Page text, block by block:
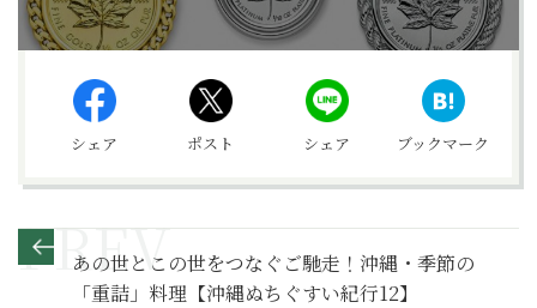
シェア ポスト シェア ブックマーク
あの世とこの世をつなぐご馳走！沖縄・季節の
「重詰」料理【沖縄ぬちぐすい紀行12】